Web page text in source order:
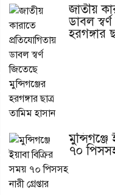
জাতীয়
ডাবল
হরগঙ্গার
৭০ পিসসহ